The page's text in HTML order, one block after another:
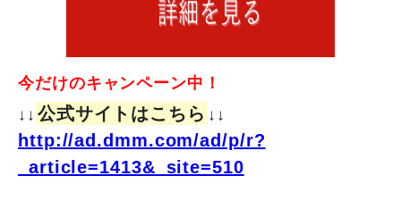
今だけのキャンペーン中！
↓↓ 公式サイトはこちら ↓↓
http://ad.dmm.com/ad/p/r?
_article=1413&_site=510